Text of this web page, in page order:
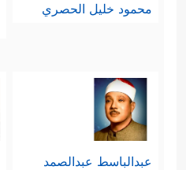
محمود خليل الحصري
عبدالباسط عبدالصمد